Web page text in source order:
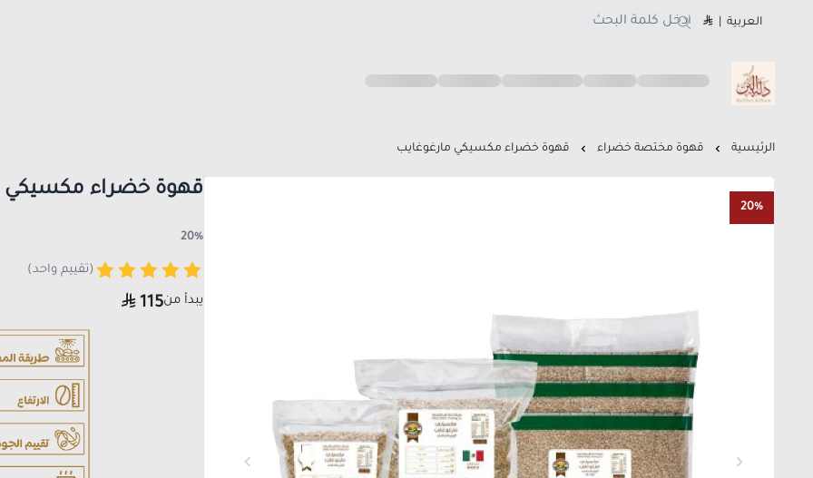
العربية
متجر دلة البن
الرئيسية قهوة مختصة خضراء قهوة خضراء مكسيكي مارغوغايب
20%
قهوة خضراء مكسيكي
20%
(تقييم واحد)
يبدأ من115